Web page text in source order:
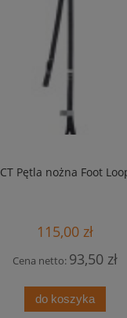
CT Pętla nożna Foot
115,00 zł
Cena netto: 93,50 zł
do koszyka